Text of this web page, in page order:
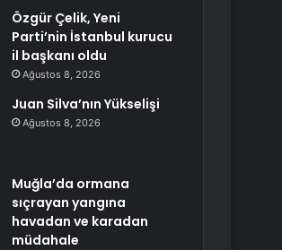
Özgür Çelik, Yeni
Parti’nin İstanbul kurucu
il başkanı oldu
Ağustos 8, 2026
Juan Silva’nın Yükselişi
Ağustos 8, 2026
Muğla’da ormana
sıçrayan yangına
havadan ve karadan
müdahale